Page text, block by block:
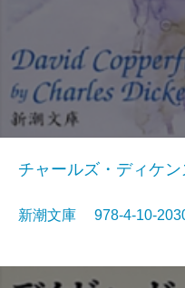
チャールズ・ディケ
新潮文庫 978-4-10-